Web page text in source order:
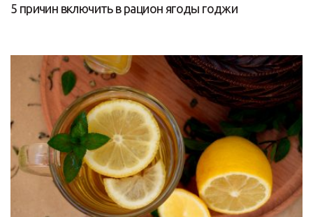
5 причин включить в рацион ягоды годжи